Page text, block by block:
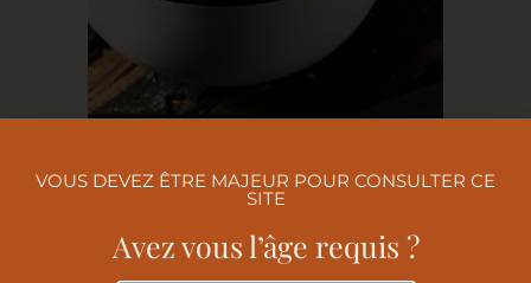
BLINIS À L’ENCRE DE SEICHE
VOUS DEVEZ ÊTRE MAJEUR POUR CONSULTER CE
SITE
Avez vous l’âge requis ?